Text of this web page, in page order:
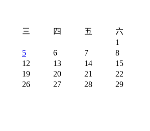
三 四 五
六
1
5 6 7
8
12 13 14
15
19 20 21
22
26 27 28
29